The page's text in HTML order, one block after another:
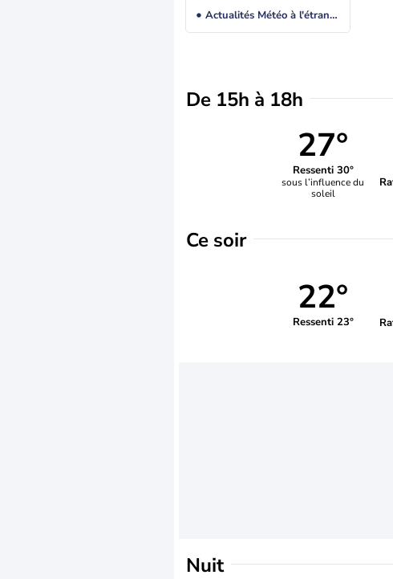
Actualités Météo à l'étranger
De 15h à 18h
27°
Ressenti 30°
sous l’influence du
soleil
Ce soir
22°
Ressenti 23°
Nuit